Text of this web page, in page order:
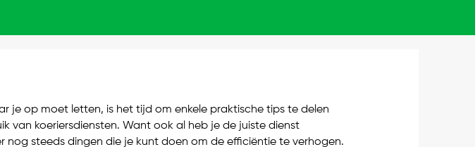
je op moet letten, is het tijd om enkele praktische tips te delen
van koeriersdiensten. Want ook al heb je de juiste dienst
nog steeds dingen die je kunt doen om de efficiëntie te verhogen.